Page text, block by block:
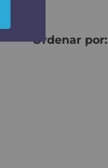
Ordenar por: